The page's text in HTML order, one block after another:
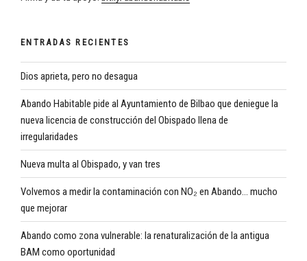
ENTRADAS RECIENTES
Dios aprieta, pero no desagua
Abando Habitable pide al Ayuntamiento de Bilbao que deniegue la
nueva licencia de construcción del Obispado llena de
irregularidades
Nueva multa al Obispado, y van tres
Volvemos a medir la contaminación con NO₂ en Abando… mucho
que mejorar
Abando como zona vulnerable: la renaturalización de la antigua
BAM como oportunidad